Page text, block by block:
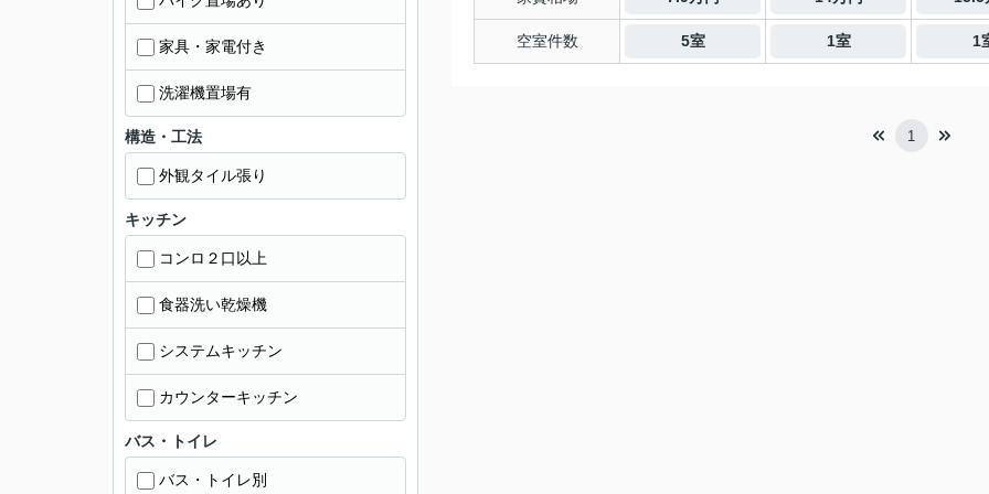
空室件数 5室 1室 1
1
家具・家電付き
洗濯機置場有
構造・工法
外観タイル張り
キッチン
コンロ２口以上
食器洗い乾燥機
システムキッチン
カウンターキッチン
バス・トイレ
バス・トイレ別